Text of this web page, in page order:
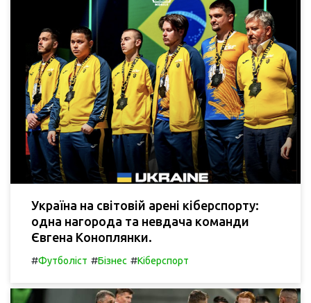
Україна на світовій арені кіберспорту:
одна нагорода та невдача команди
Євгена Коноплянки.
#Футболіст #Бізнес #Кіберспорт